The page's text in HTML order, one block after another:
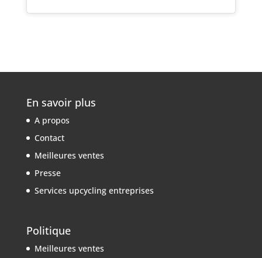
En savoir plus
A propos
Contact
Meilleures ventes
Presse
Services upcycling entreprises
Politique
Meilleures ventes